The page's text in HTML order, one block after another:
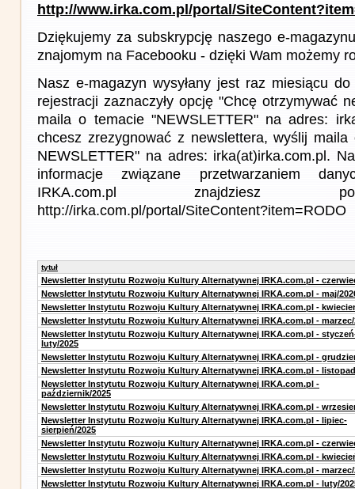
http://www.irka.com.pl/portal/
Dziękujemy za subskrypcję naszego e-
znajomym na Facebooku - dzięki Wam możemy
Nasz e-magazyn wysyłany jest raz miesiącu
rejestracji zaznaczyły opcję "Chcę otrzymywać
maila o temacie "NEWSLETTER" na adres:
chcesz zrezygnować z newslettera, wyślij
NEWSLETTER" na adres: irka(at)irka.com.pl.
informacje związane przetwarzaniem
IRKA.com.pl znajdziesz
http://irka.com.pl/portal/SiteContent?item=RODO
tytuł
Newsletter Instytutu Rozwoju Kultury Alternatywnej IRKA.com.pl -
Newsletter Instytutu Rozwoju Kultury Alternatywnej IRKA.com.pl - maj/
Newsletter Instytutu Rozwoju Kultury Alternatywnej IRKA.com.pl -
Newsletter Instytutu Rozwoju Kultury Alternatywnej IRKA.com.pl - marzec/
Newsletter Instytutu Rozwoju Kultury Alternatywnej IRKA.com.pl -
luty/2025
Newsletter Instytutu Rozwoju Kultury Alternatywnej IRKA.com.pl -
Newsletter Instytutu Rozwoju Kultury Alternatywnej IRKA.com.pl -
Newsletter Instytutu Rozwoju Kultury Alternatywnej IRKA.com.pl -
październik/2025
Newsletter Instytutu Rozwoju Kultury Alternatywnej IRKA.com.pl -
Newsletter Instytutu Rozwoju Kultury Alternatywnej IRKA.com.pl - lipiec-
sierpień/2025
Newsletter Instytutu Rozwoju Kultury Alternatywnej IRKA.com.pl -
Newsletter Instytutu Rozwoju Kultury Alternatywnej IRKA.com.pl -
Newsletter Instytutu Rozwoju Kultury Alternatywnej IRKA.com.pl - marzec/
Newsletter Instytutu Rozwoju Kultury Alternatywnej IRKA.com.pl - luty/